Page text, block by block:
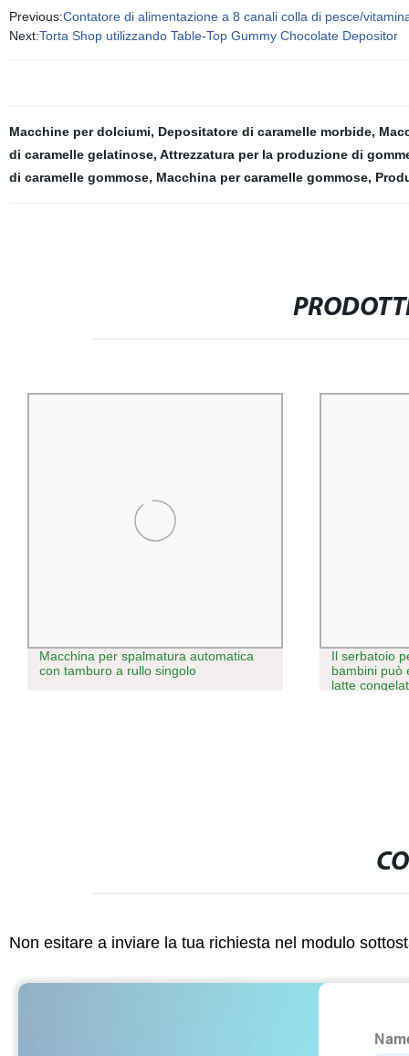
Previous:Contatore di alimentazione a 8 canali colla di pesce/
Next:Torta Shop utilizzando Table-Top Gummy Chocolate Depositor
Macchine per dolciumi, Depositatore di caramelle morbide,
di caramelle gelatinose, Attrezzatura per la produzione di
di caramelle gommose, Macchina per caramelle gommose,
Il serbatoio per la conservazione dei
bambini può essere cotto a vapore il
Macchina
con
Non esitare a inviare la tua richiesta nel modulo